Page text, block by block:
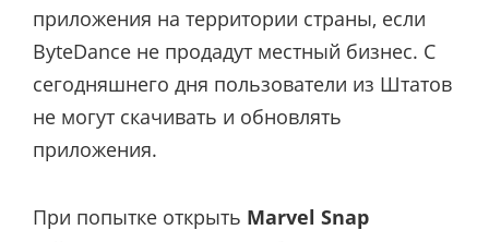
приложения на территории страны, если
ByteDance не продадут местный бизнес. С
сегодняшнего дня пользователи из Штатов
не могут скачивать и обновлять
приложения.
При попытке открыть Marvel Snap